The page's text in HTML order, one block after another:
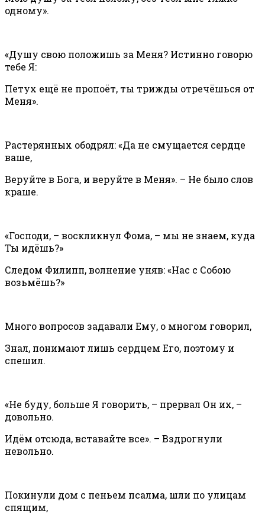
одному».
«Душу свою положишь за Меня? Истинно говорю
тебе Я:
Петух ещё не пропоёт, ты трижды отречёшься от
Меня».
Растерянных ободрял: «Да не смущается сердце
ваше,
Веруйте в Бога, и веруйте в Меня». – Не было слов
краше.
«Господи, – воскликнул Фома, – мы не знаем, куда
Ты идёшь?»
Следом Филипп, волнение уняв: «Нас с Собою
возьмёшь?»
Много вопросов задавали Ему, о многом говорил,
Знал, понимают лишь сердцем Его, поэтому и
спешил.
«Не буду, больше Я говорить, – прервал Он их, –
довольно.
Идём отсюда, вставайте все». – Вздрогнули
невольно.
Покинули дом с пеньем псалма, шли по улицам
спящим,